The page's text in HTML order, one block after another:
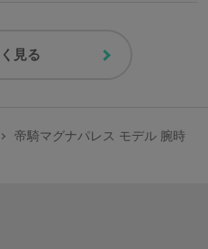
見る
帝騎マグナパレス モデル 腕時